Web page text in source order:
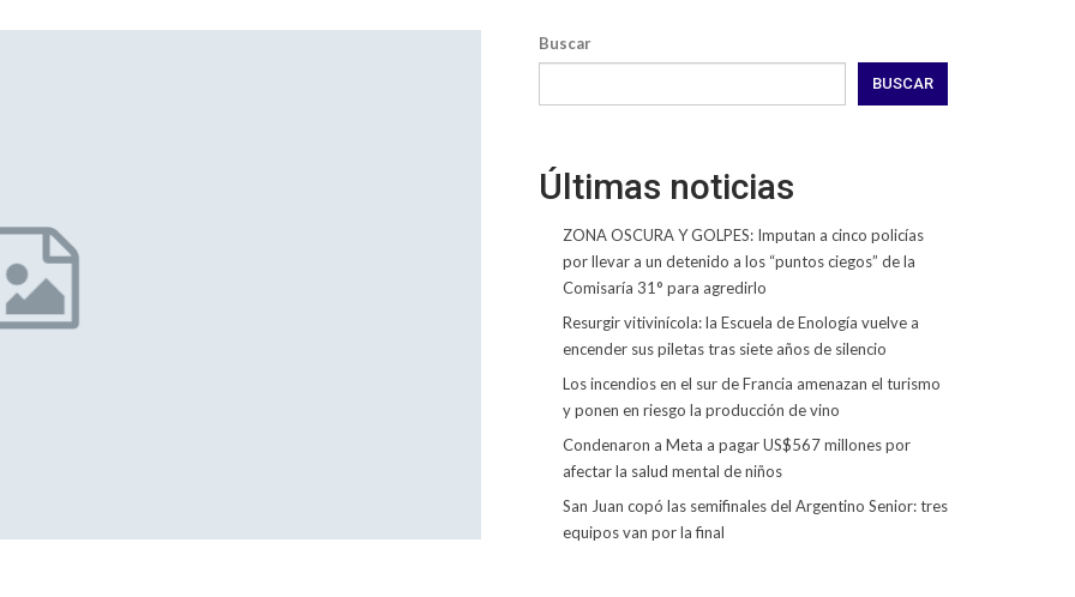
Buscar
BUSCAR
Últimas noticias
ZONA OSCURA Y GOLPES: Imputan a cinco policías
por llevar a un detenido a los “puntos ciegos” de la
Comisaría 31° para agredirlo
Resurgir vitivinícola: la Escuela de Enología vuelve a
encender sus piletas tras siete años de silencio
Los incendios en el sur de Francia amenazan el turismo
y ponen en riesgo la producción de vino
Condenaron a Meta a pagar US$567 millones por
afectar la salud mental de niños
San Juan copó las semifinales del Argentino Senior: tres
equipos van por la final